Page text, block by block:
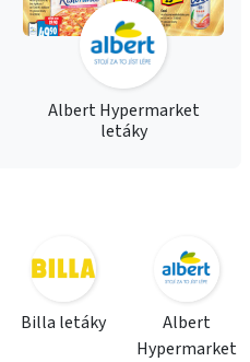
Albert Hypermarket
letáky
Billa letáky
Albert
Hypermarket